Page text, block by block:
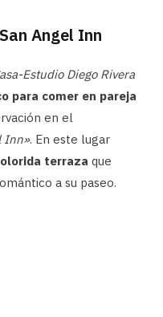
Angel Inn
Estudio Diego Rivera
para comer en pareja
en el
Inn». En este lugar
terraza que
a su paseo.